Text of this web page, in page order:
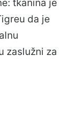
tkanina je
da je
zaslužni za